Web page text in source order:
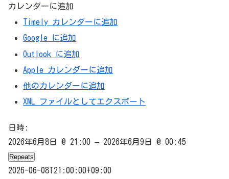
カレンダーに追加
Timely カレンダーに追加
Google に追加
Outlook に追加
Apple カレンダーに追加
他のカレンダーに追加
XML ファイルとしてエクスポート
日時:
2026年6月8日 @ 21:00 – 2026年6月9日 @ 00:45
Repeats
2026-06-08T21:00:00+09:00